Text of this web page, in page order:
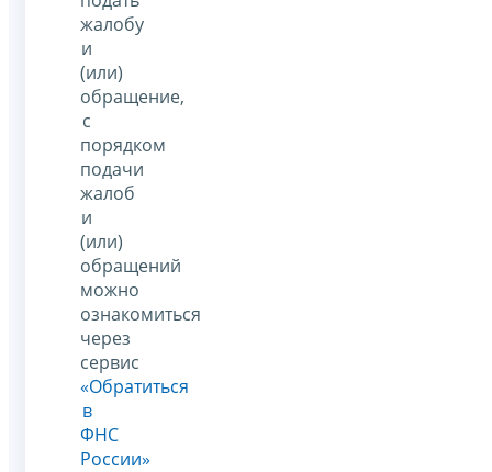
жалобу
и
(или)
обращение,
с
порядком
подачи
жалоб
и
(или)
обращений
можно
ознакомиться
через
сервис
«Обратиться
в
ФНС
России»